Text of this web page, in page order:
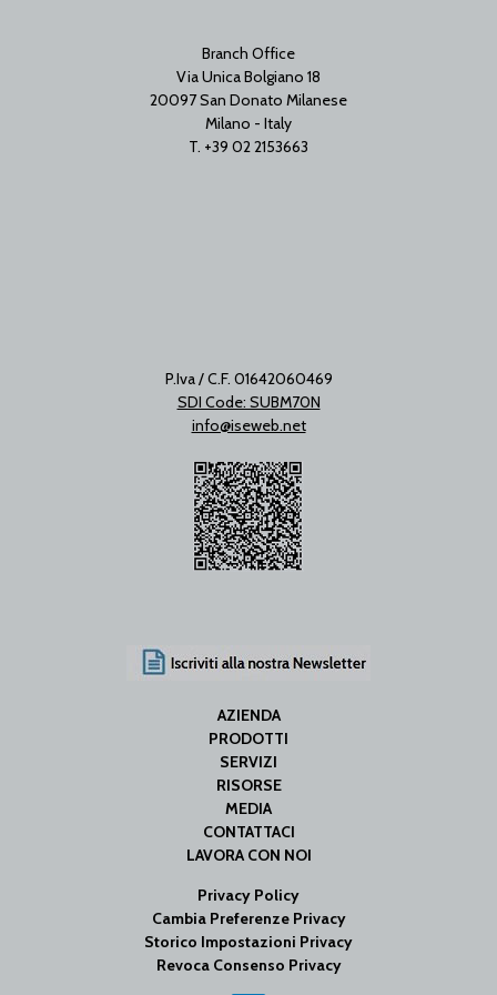
Branch Office
Via Unica Bolgiano 18
20097 San Donato Milanese
Milano - Italy
T. +39 02 2153663
P.Iva / C.F. 01642060469
SDI Code: SUBM70N
info@iseweb.net
AZIENDA
PRODOTTI
SERVIZI
RISORSE
MEDIA
CONTATTACI
LAVORA CON NOI
Privacy Policy
Cambia Preferenze Privacy
Storico Impostazioni Privacy
Revoca Consenso Privacy